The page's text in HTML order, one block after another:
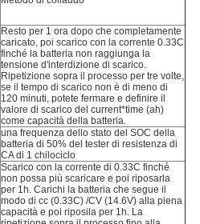
Resto per 1 ora dopo che completamente
caricato, poi scarico con la corrente 0.33C
finché la batteria non raggiunga la
tensione d'interdizione di scarico.
Ripetizione sopra il processo per tre volte,
se il tempo di scarico non è di meno di
120 minuti, potete fermare e definire il
valore di scarico del current*time (ah)
come capacità della batteria.
una frequenza dello stato del SOC della
batteria di 50% del tester di resistenza di
CA di 1 chilociclo
Scarico con la corrente di 0.33C finché
non possa più scaricare e poi riposarla
per 1h. Carichi la batteria che segue il
modo di cc (0.33C) /CV (14.6V) alla piena
capacità e poi riposila per 1h. La